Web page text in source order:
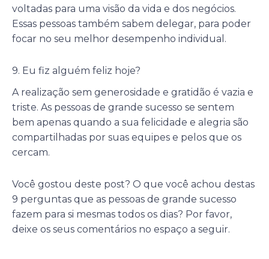
voltadas para uma visão da vida e dos negócios.
Essas pessoas também sabem delegar, para poder
focar no seu melhor desempenho individual.
9. Eu fiz alguém feliz hoje?
A realização sem generosidade e gratidão é vazia e
triste. As pessoas de grande sucesso se sentem
bem apenas quando a sua felicidade e alegria são
compartilhadas por suas equipes e pelos que os
cercam.
Você gostou deste post? O que você achou destas
9 perguntas que as pessoas de grande sucesso
fazem para si mesmas todos os dias? Por favor,
deixe os seus comentários no espaço a seguir.